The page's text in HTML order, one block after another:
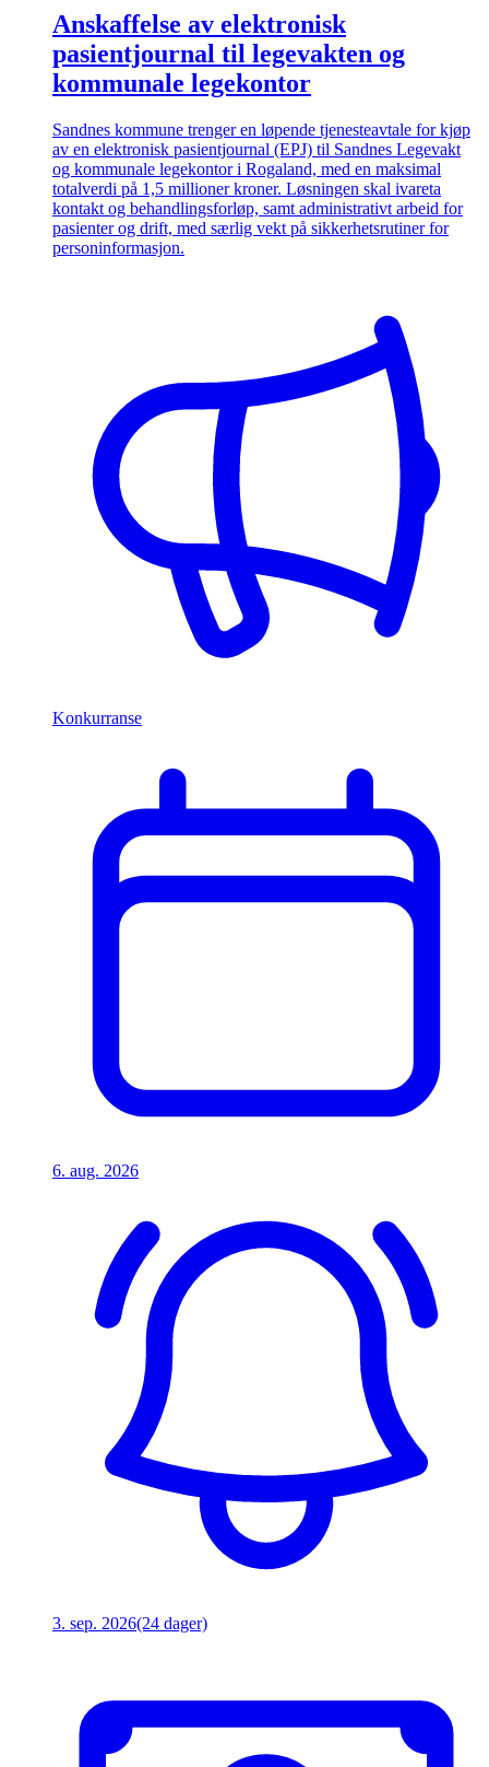
Anskaffelse av elektronisk
pasientjournal til legevakten og
kommunale legekontor
Sandnes kommune trenger en løpende tjenesteavtale for kjøp
av en elektronisk pasientjournal (EPJ) til Sandnes Legevakt
og kommunale legekontor i Rogaland, med en maksimal
totalverdi på 1,5 millioner kroner. Løsningen skal ivareta
kontakt og behandlingsforløp, samt administrativt arbeid for
pasienter og drift, med særlig vekt på sikkerhetsrutiner for
personinformasjon.
Konkurranse
6. aug. 2026
3. sep. 2026(24 dager)